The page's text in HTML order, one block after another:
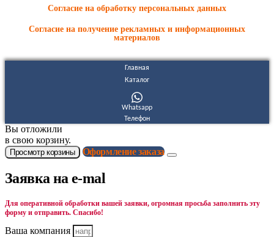
Согласие на обработку персональных данных
Согласие на получение рекламных и информационных
материалов
Главная
Каталог
Whatsapp
Телефон
Вы отложили
в свою корзину.
Просмотр корзины Оформление заказа
Заявка на e-mal
Для оперативной обработки вашей заявки, огромная просьба заполнить эту
форму и отправить. Спасибо!
Ваша компания